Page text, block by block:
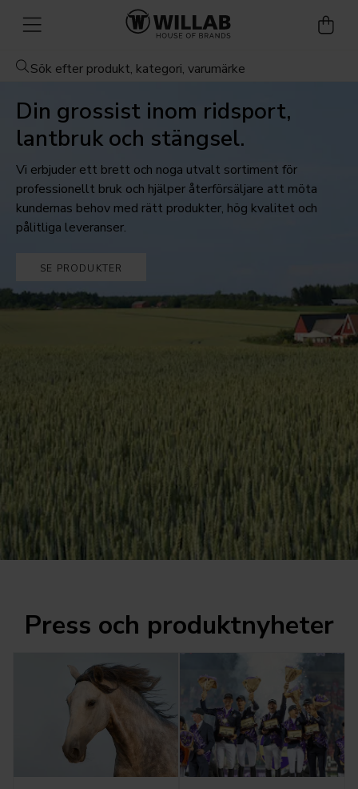
Din grossist inom ridsport,
lantbruk och stängsel.
Vi erbjuder ett brett och noga utvalt sortiment för
professionellt bruk och hjälper återförsäljare att möta
kundernas behov med rätt produkter, hög kvalitet och
pålitliga leveranser.
SE PRODUKTER
Press och produktnyheter